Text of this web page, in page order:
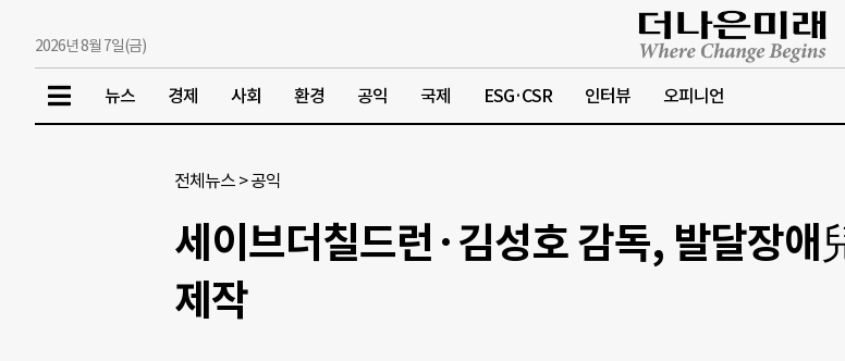
2026년 8월 7일(금)
뉴스 경제 사회 환경 공익 국제 ESG·CSR 인터뷰 오피니언
전체뉴스 >공익
세이브더칠드런·김성호 감독, 발달장애
제작